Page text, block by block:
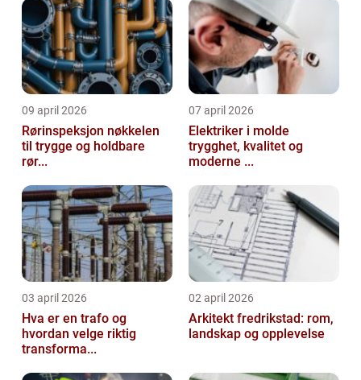
09 april 2026
Rørinspeksjon nøkkelen
til trygge og holdbare
rør...
07 april 2026
Elektriker i molde
trygghet, kvalitet og
moderne ...
03 april 2026
Hva er en trafo og
hvordan velge riktig
transforma...
02 april 2026
Arkitekt fredrikstad: rom,
landskap og opplevelse